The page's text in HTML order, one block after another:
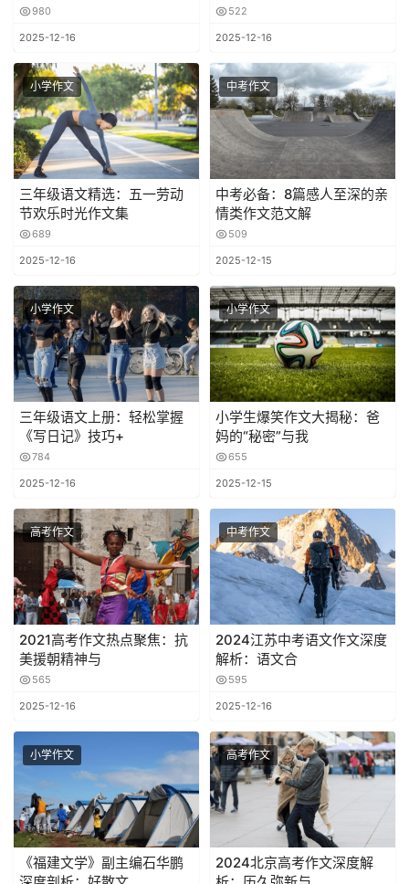
980
2025-12-16
522
2025-12-16
小学作文
三年级语文精选：五一劳动
节欢乐时光作文集
689
2025-12-16
中考作文
中考必备：8篇感人至深的亲
情类作文范文解
509
2025-12-15
小学作文
三年级语文上册：轻松掌握
《写日记》技巧+
784
2025-12-16
小学作文
小学生爆笑作文大揭秘：爸
妈的“秘密”与我
655
2025-12-15
高考作文
2021高考作文热点聚焦：抗
美援朝精神与
565
2025-12-16
中考作文
2024江苏中考语文作文深度
解析：语文合
595
2025-12-16
小学作文
《福建文学》副主编石华鹏
高考作文
2024北京高考作文深度解